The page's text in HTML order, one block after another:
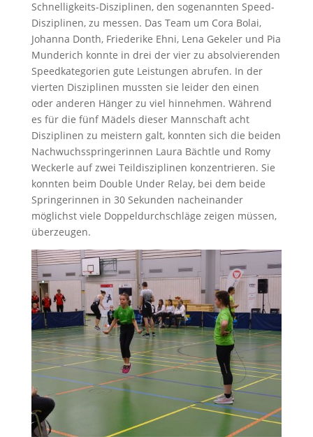
Schnelligkeits-Disziplinen, den sogenannten Speed-
Disziplinen, zu messen. Das Team um Cora Bolai,
Johanna Donth, Friederike Ehni, Lena Gekeler und Pia
Munderich konnte in drei der vier zu absolvierenden
Speedkategorien gute Leistungen abrufen. In der
vierten Disziplinen mussten sie leider den einen
oder anderen Hänger zu viel hinnehmen. Während
es für die fünf Mädels dieser Mannschaft acht
Disziplinen zu meistern galt, konnten sich die beiden
Nachwuchsspringerinnen Laura Bächtle und Romy
Weckerle auf zwei Teildisziplinen konzentrieren. Sie
konnten beim Double Under Relay, bei dem beide
Springerinnen in 30 Sekunden nacheinander
möglichst viele Doppeldurchschläge zeigen müssen,
überzeugen.